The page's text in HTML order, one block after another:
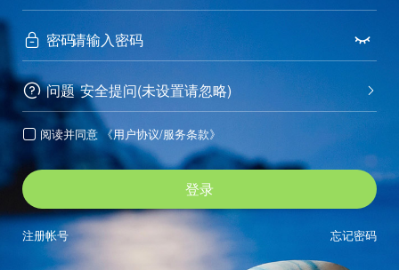
 密码 
 问题 
安全提问(未设置请忽略)
 阅读并同意 《用户协议/服务条款》
登录
忘记密码
注册帐号